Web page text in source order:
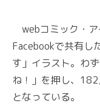
webコミック・
Facebookで共有し
す」イラスト。わ
ね！」を押し、
となっている。